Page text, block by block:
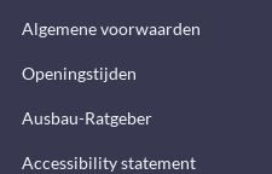
Algemene voorwaarden
Openingstijden
Ausbau-Ratgeber
Accessibility statement